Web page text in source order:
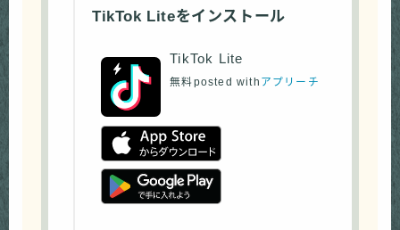
TikTok Liteをインストール
TikTok Lite
無料posted with アプリーチ